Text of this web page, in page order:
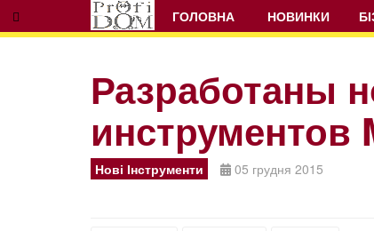
ГОЛОВНА НОВИНКИ
Разработаны
инструментов
Нові Інструменти 05 грудня 2015